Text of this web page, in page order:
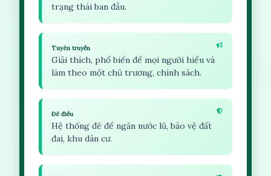
trạng thái ban đầu.
Tuyên truyền
Giải thích, phổ biến để mọi người hiểu và
làm theo một chủ trương, chính sách.
Đê điều
Hệ thống đê để ngăn nước lũ, bảo vệ đất
đai, khu dân cư.